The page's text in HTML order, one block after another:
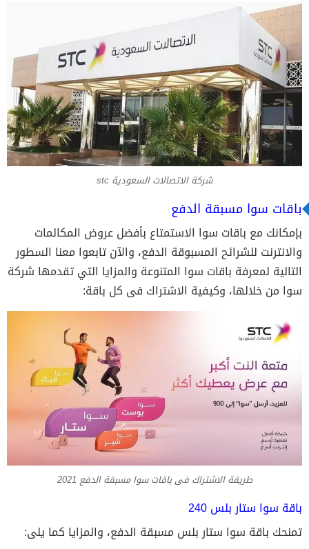
شركة الاتصالات السعودية stc
باقات سوا مسبقة الدفع
بإمكانك مع باقات سوا الاستمتاع بأفضل عروض المكالمات
والانترنت للشرائح المسبوقة الدفع، والآن تابعوا معنا السطور
التالية لمعرفة باقات سوا المتنوعة والمزايا التي تقدمها شركة
سوا من خلالها، وكيفية الاشتراك فى كل باقة:
طريقة الاشتراك فى باقات سوا مسبقة الدفع 2021
باقة سوا ستار بلس 240
تمنحك باقة سوا ستار بلس مسبقة الدفع، والمزايا كما يلى: